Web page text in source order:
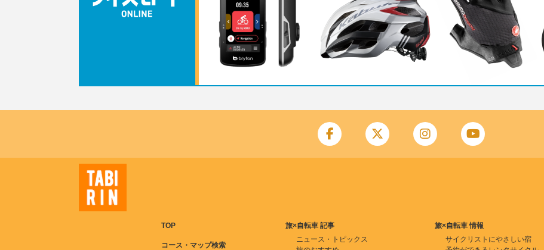
TOP
コース・マップ検索
旅×自転車 記事
ニュース・トピックス
旅×自転車 情報
サイクリストにやさしい宿